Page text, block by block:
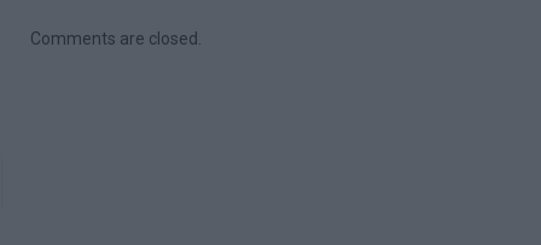
Comments are closed.